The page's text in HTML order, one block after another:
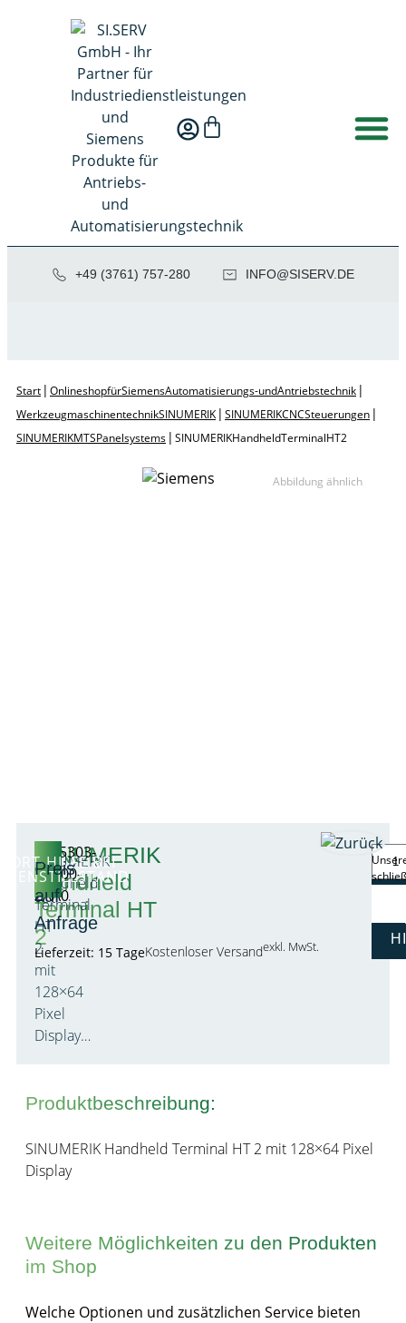
+49 (3761) 757-280 ED.VRE
SIS@OF
NI
Start | Onlineshop für Siemens Automatisierungs- und Antriebstechnik |
Werkzeugmaschinentechnik SINUMERIK | SINUMERIK CNC Steuerungen |
SINUMERIK MTS Panelsystems | SINUMERIK Handheld Terminal HT 2
Abbildung ähnlich
SINUMERIK
Handheld
Terminal HT
2
6FC5303-
0AA00-
2AA0
SINUMERIK
Handheld
Terminal
HT
2
mit
128×64
Pixel
Display…
HILFE BEI
Preis
auf
Anfrage
Lieferzeit: 15 TageKostenloser Versandexkl. MwSt.
Produktbeschreibung:
SINUMERIK Handheld Terminal HT 2 mit 128×64 Pixel
Display
Weitere Möglichkeiten zu den Produkten
im Shop
Welche Optionen und zusätzlichen Service bieten